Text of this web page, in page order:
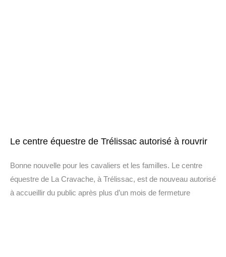
Le centre équestre de Trélissac autorisé à rouvrir
Bonne nouvelle pour les cavaliers et les familles. Le centre
équestre de La Cravache, à Trélissac, est de nouveau autorisé
à accueillir du public après plus d’un mois de fermeture